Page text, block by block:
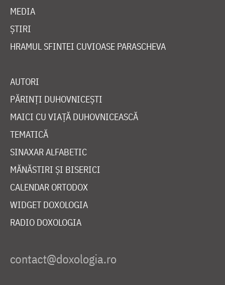
MEDIA
ȘTIRI
HRAMUL SFINTEI CUVIOASE PARASCHEVA
AUTORI
PĂRINȚI DUHOVNICEȘTI
MAICI CU VIAȚĂ DUHOVNICEASCĂ
TEMATICĂ
SINAXAR ALFABETIC
MĂNĂSTIRI ȘI BISERICI
CALENDAR ORTODOX
WIDGET DOXOLOGIA
RADIO DOXOLOGIA